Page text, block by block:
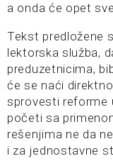
a onda će opet
Tekst predložene
lektorska služba,
preduzetnicima,
će se naći
sprovesti reforme
početi sa
rešenjima ne da
i za jednostavne